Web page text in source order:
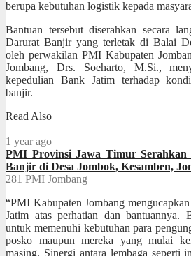
berupa kebutuhan logistik kepada
Bantuan tersebut diserahkan secara
Darurat Banjir yang terletak di Balai
oleh perwakilan PMI Kabupaten
Jombang, Drs. Soeharto, M.Si.,
kepedulian Bank Jatim terhadap
banjir.
Read Also
1 year ago
PMI Provinsi Jawa Timur
Banjir di Desa Jombok, Kesamben,
281 PMI Jombang
“PMI Kabupaten Jombang
Jatim atas perhatian dan bantuannya.
untuk memenuhi kebutuhan para
posko maupun mereka yang mulai
masing. Sinergi antara lembaga seperti